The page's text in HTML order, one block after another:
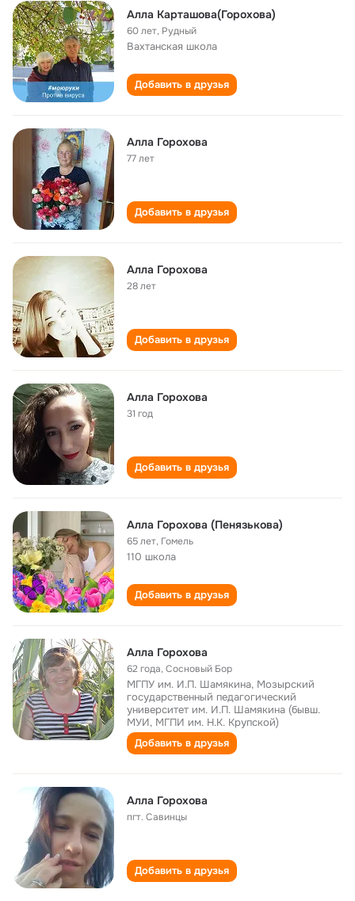
Алла Карташова(Горохова)
60 лет, Рудный
Вахтанская школа
Добавить в друзья
Алла Горохова
77 лет
Добавить в друзья
Алла Горохова
28 лет
Добавить в друзья
Алла Горохова
31 год
Добавить в друзья
Алла Горохова (Пенязькова)
65 лет, Гомель
110 школа
Добавить в друзья
Алла Горохова
62 года,Сосновый Бор
МГПУ им. И.П. Шамякина, Мозырский
государственный педагогический
университет им. И.П. Шамякина (бывш.
МУИ, МГПИ им. Н.К. Крупской)
Добавить в друзья
Алла Горохова
пгт. Савинцы
Добавить в друзья